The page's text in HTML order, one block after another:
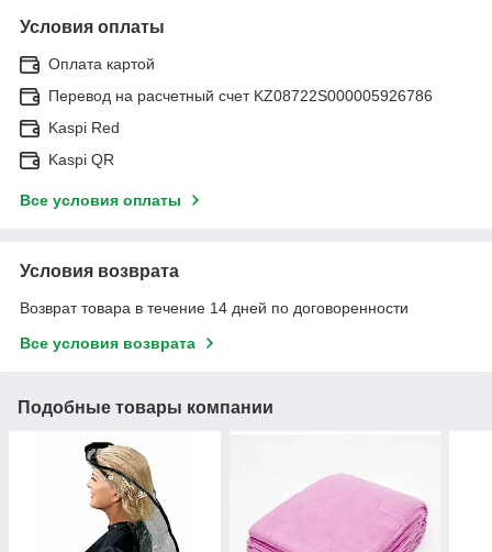
Условия оплаты
Оплата картой
Перевод на расчетный счет KZ08722S000005926786
Kaspi Red
Kaspi QR
Все условия оплаты
Условия возврата
Возврат товара в течение 14 дней по договоренности
Все условия возврата
Подобные товары компании